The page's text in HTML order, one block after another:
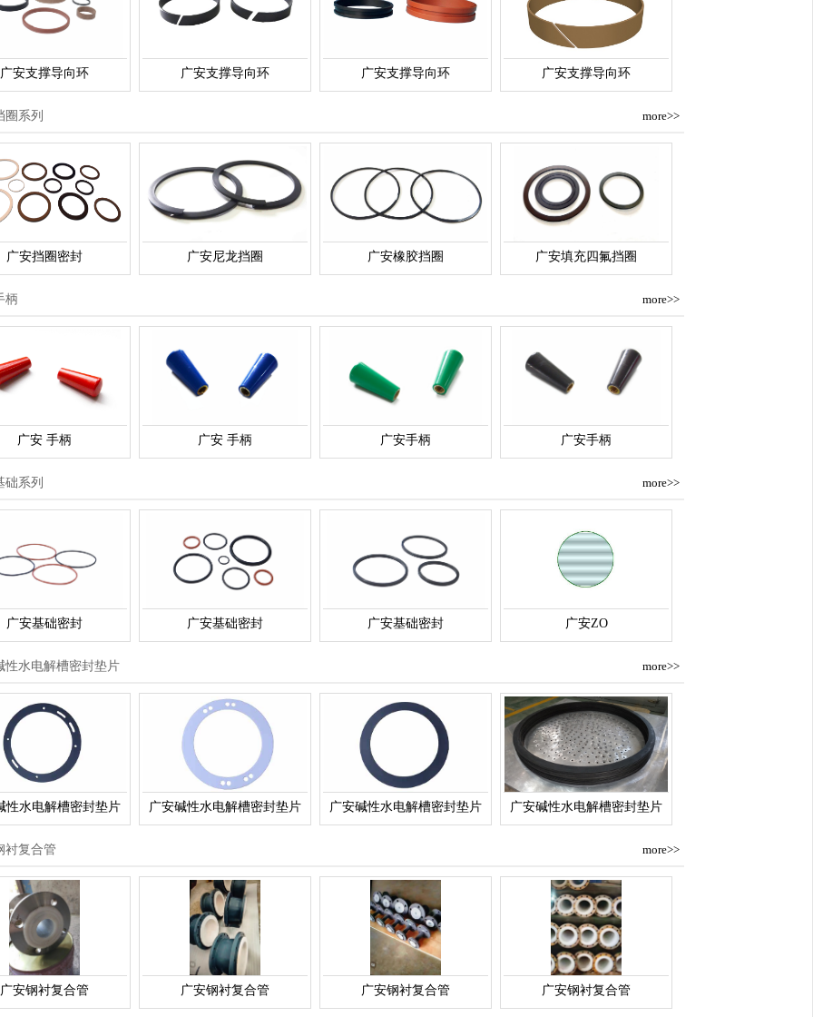
广安支撑导向环 广安支撑导向环 广安支撑导向环 广安支撑导向环
圈系列 more>>
广安挡圈密封 广安尼龙挡圈 广安橡胶挡圈 广安填充四氟挡圈
柄 more>>
广安 手柄 广安 手柄 广安手柄 广安手柄
础系列 more>>
广安基础密封 广安基础密封 广安基础密封 广安ZO
性水电解槽密封垫片 more>>
性水电解槽密封垫片 广安碱性水电解槽密封垫片 广安碱性水电解槽密封垫片 广安碱性水电解槽密封垫片
衬复合管 more>>
广安钢衬复合管 广安钢衬复合管 广安钢衬复合管 广安钢衬复合管